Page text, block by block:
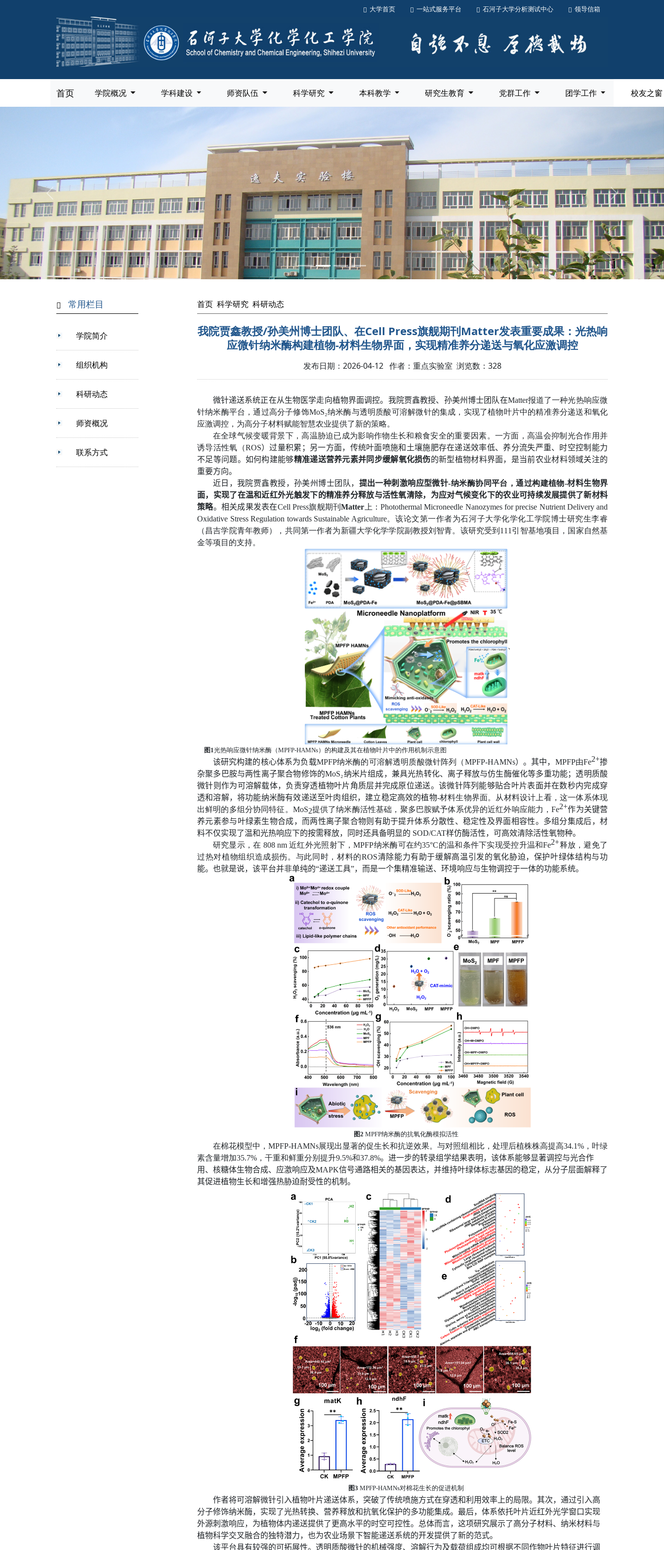
大学首页 一站式服务平台 石河子大学分析测试中心 领导信箱
首页 学院概况 学科建设 师资队伍 科学研究 本科教学 研究生教育 党群工作 团学工作 校友之
常用栏目
学院简介
组织机构
科研动态
师资概况
联系方式
首页 科学研究 科研动态
我院贾鑫教授/孙美州博士团队、在Cell Press旗舰期刊Matter发表重要成果：光热响
应微针纳米酶构建植物-材料生物界面，实现精准养分递送与氧化应激调控
发布日期：2026-04-12 作者：重点实验室 浏览数： 328
微针递送系统正在从生物医学走向植物界面调控。 我院贾鑫教授、孙美州博士团队在Matter报道了一种光热响应微
针纳米酶平台，通过高分子修饰MoS₂纳米酶与透明质酸可溶解微针的集成，实现了植物叶片中的精准养分递送和氧化
应激调控，为高分子材料赋能智慧农业提供了新的策略。
在全球气候变暖背景下，高温胁迫已成为影响作物生长和粮食安全的重要因素。一方面，高温会抑制光合作用并
诱导活性氧（ROS）过量积累；另一方面，传统叶面喷施和土壤施肥存在递送效率低、养分流失严重、时空控制能力
不足等问题。如何构建能够精准递送营养元素并同步缓解氧化损伤的新型植物材料界面，是当前农业材料领域关注的
重要方向。
近日， 我院贾鑫教授，孙美州博士团队， 提出一种刺激响应型微针-纳米酶协同平台，通过构建植物-材料生物界
面，实现了在温和近红外光触发下的精准养分释放与活性氧清除，为应对气候变化下的农业可持续发展提供了新材料
策略。相关成果发表在Cell Press旗舰期刊Matter上：Photothermal Microneedle Nanozymes for precise Nutrient Delivery and
Oxidative Stress Regulation towards Sustainable Agriculture。该论文第一作者为石河子大学化学化工学院博士研究生李睿
（昌吉学院青年教师），共同第一作者为新疆大学化学学院副教授刘智青。该研究受到 111引智基地项目，国家自然基
金等项目的支持。
、
图 1光热响应微针纳米酶（MPFP-HAMNs）的构建及其在植物叶片中的作用机制示意图
该研究构建的核心体系为负载MPFP纳米酶的可溶解透明质酸微针阵列（MPFP-HAMNs） 。其中， MPFP由Fe2+掺
杂聚多巴胺与两性离子聚合物修饰的MoS₂纳米片组成，兼具光热转化、离子释放与仿生酶催化等多重功能；透明质酸
微针则作为可溶解载体，负责穿透植物叶片角质层并完成原位递送。该微针阵列能够贴合叶片表面并在数秒内完成穿
透和溶解，将功能纳米酶有效递送至叶肉组织，建立稳定高效的植物-材料生物界面。从材料设计上看，这一体系体现
出鲜明的多组分协同特征。 MoS2提供了纳米酶活性基础，聚多巴胺赋予体系优异的近红外响应能力，Fe2+作为关键营
养元素参与叶绿素生物合成，而两性离子聚合物则有助于提升体系分散性、稳定性及界面相容性。多组分集成后，材
料不仅实现了温和光热响应下的按需释放，同时还具备明显的 SOD/CAT样仿酶活性，可高效清除活性氧物种。
研究显示，在 808 nm近红外光照射下，MPFP纳米酶可在约35°C的温和条件下实现受控升温和Fe2+释放，避免了
过热对植物组织造成损伤。与此同时，材料的ROS清除能力有助于缓解高温引发的氧化胁迫，保护叶绿体结构与功
能。也就是说，该平台并非单纯的“递送工具”，而是一个集精准输送、环境响应与生物调控于一体的功能系统。
图2 MPFP纳米酶的抗氧化酶模拟活性
在棉花模型中， MPFP-HAMNs展现出显著的促生长和抗逆效果。与对照组相比，处理后植株株高提高34.1%，叶绿
素含量增加35.7% ，干重和鲜重分别提升9.5%和37.8%。进一步的转录组学结果表明，该体系能够显著调控与光合作
用、核糖体生物合成、应激响应及MAPK信号通路相关的基因表达，并维持叶绿体标志基因的稳定，从分子层面解释了
其促进植物生长和增强热胁迫耐受性的机制。
图3 MPFP-HAMNs对棉花生长的促进机制
作者将可溶解微针引入植物叶片递送体系，突破了传统喷施方式在穿透和利用效率上的局限。其次，通过引入高
分子修饰纳米酶，实现了光热转换、营养释放和抗氧化保护的多功能集成。最后，体系依托叶片近红外光学窗口实现
外源刺激响应，为植物体内递送提供了更高水平的时空可控性。总体而言，这项研究展示了高分子材料、纳米材料与
植物科学交叉融合的独特潜力，也为农业场景下智能递送系统的开发提供了新的范式。
该平台具有较强的可拓展性。透明质酸微针的机械强度、溶解行为及载荷组成均可根据不同作物叶片特征进行调